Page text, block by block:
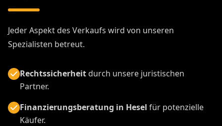
Jeder Aspekt des Verkaufs wird von unseren
Spezialisten betreut.
Rechtssicherheitdurch unsere juristischen
Partner.
Finanzierungsberatung in Hesel für potenzielle
Käufer.